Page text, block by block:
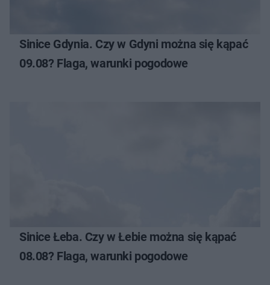
Sinice Gdynia. Czy w Gdyni można się kąpać
09.08? Flaga, warunki pogodowe
Sinice Łeba. Czy w Łebie można się kąpać
08.08? Flaga, warunki pogodowe